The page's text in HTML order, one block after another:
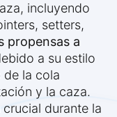
incluyendo
setters,
propensas a
a su estilo
la cola
y la caza.
durante la